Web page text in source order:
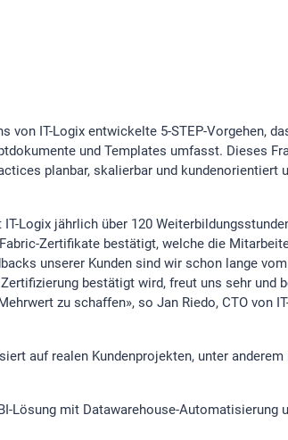
IT-Logix entwickelte 5-STEP-Vorgehen,
und Templates umfasst. Dieses
planbar, skalierbar und kundenorientiert
Logix jährlich über 120
Zertifikate bestätigt, welche die
unserer Kunden sind wir schon lange vom
bestätigt wird, freut uns sehr und
zu schaffen», so Jan Riedo, CTO von
auf realen Kundenprojekten, unter
Lösung mit Datawarehouse-Automatisierung